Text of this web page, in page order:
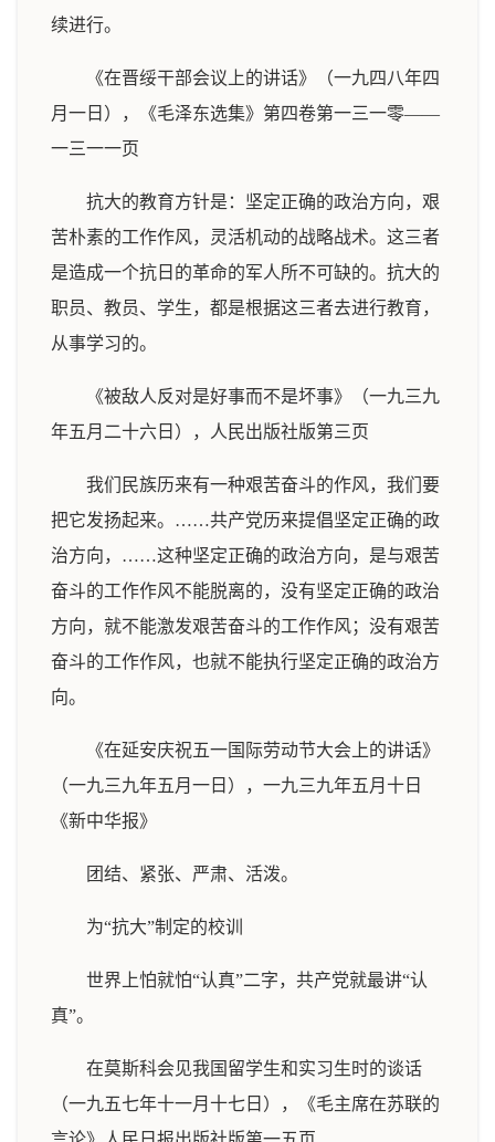
续进行。
《在晋绥干部会议上的讲话》（一九四八年四
月一日），《毛泽东选集》第四卷第一三一零——
一三一一页
抗大的教育方针是：坚定正确的政治方向，艰
苦朴素的工作作风，灵活机动的战略战术。这三者
是造成一个抗日的革命的军人所不可缺的。抗大的
职员、教员、学生，都是根据这三者去进行教育，
从事学习的。
《被敌人反对是好事而不是坏事》（一九三九
年五月二十六日），人民出版社版第三页
我们民族历来有一种艰苦奋斗的作风，我们要
把它发扬起来。……共产党历来提倡坚定正确的政
治方向，……这种坚定正确的政治方向，是与艰苦
奋斗的工作作风不能脱离的，没有坚定正确的政治
方向，就不能激发艰苦奋斗的工作作风；没有艰苦
奋斗的工作作风，也就不能执行坚定正确的政治方
向。
《在延安庆祝五一国际劳动节大会上的讲话》
（一九三九年五月一日），一九三九年五月十日
《新中华报》
团结、紧张、严肃、活泼。
为“抗大”制定的校训
世界上怕就怕“认真”二字，共产党就最讲“认
真”。
在莫斯科会见我国留学生和实习生时的谈话
（一九五七年十一月十七日），《毛主席在苏联的